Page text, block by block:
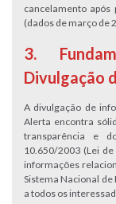
cancelamento após
(dados de março de
3.
Divulgação
A divulgação de
Alerta encontra
transparência e
10.650/2003 (Lei
informações
Sistema Nacional
a todos os